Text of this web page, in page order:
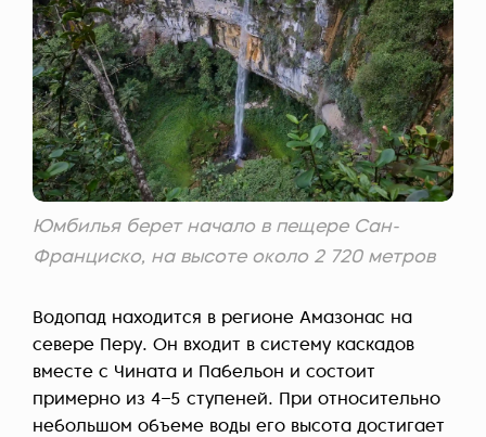
Юмбилья берет начало в пещере Сан-
Франциско, на высоте около 2 720 метров
Водопад находится в регионе Амазонас на
севере Перу. Он входит в систему каскадов
вместе с Чината и Пабельон и состоит
примерно из 4–5 ступеней. При относительно
небольшом объеме воды его высота достигает